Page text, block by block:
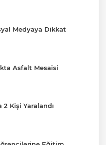
Medyaya Dikkat
Asfalt Mesaisi
2 Kişi Yaralandı